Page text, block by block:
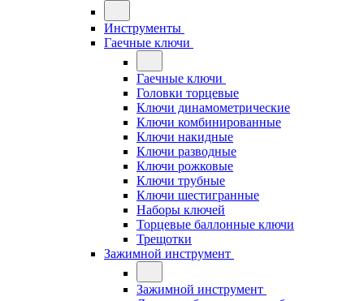
Инструменты
Гаечные ключи
Гаечные ключи
Головки торцевые
Ключи динамометрические
Ключи комбинированные
Ключи накидные
Ключи разводные
Ключи рожковые
Ключи трубные
Ключи шестигранные
Наборы ключей
Торцевые баллонные ключи
Трещотки
Зажимной инструмент
Зажимной инструмент